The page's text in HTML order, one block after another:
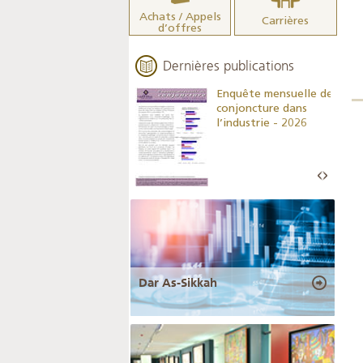
Achats / Appels
d’offres
Carrières
Dernières publications
Enquête mensuelle de
conjoncture dans
l’industrie - 2026
Dar As-Sikkah